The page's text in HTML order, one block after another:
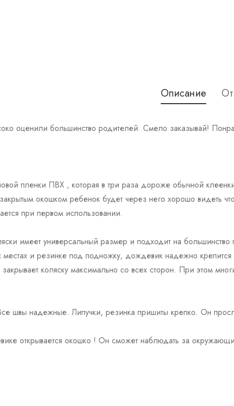
Описание
оценили большинство родителей. Смело заказывай!
пленки ПВХ , которая в три раза дороже обычной
окошком ребенок будет через него хорошо видеть
при первом использовании.
имеет универсальный размер и подходит на
и резинке под подножку, дождевик надежно
коляску максимально со всех сторон. При этом
швы надежные. Липучки, резинка пришиты крепко. Он
открывается окошко ! Он сможет наблюдать за